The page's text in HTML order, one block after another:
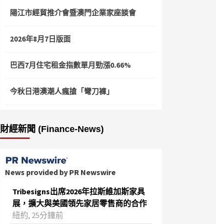
陽江市經貿推介會暨澳門企業家座談會
2026年8月7日版面
巴西7月住宅租金指數單月勁漲0.66%
今秋日港澳潮人瘋搶「彎刀褲」
財經新聞 (Finance-News)
News provided by PR Newswire
Tribesigns出席2026年拉斯維加斯家具
展，擴大與美國領先家居零售商的合作
紐約, 25分鐘前